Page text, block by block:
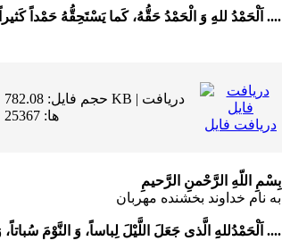
اَلْحَمْدُ للهِِ وَ الْحَمْدُ حَقُّهُ، کَما یَسْتَحِقُّهُ حَمْداً کَثیراً، وَ اَعُوذُ بِهِ مِنْ ....
حجم فایل: 782.08 KB | دریافت
ها: 25367
دریافت فایل
بِسْمِ اللّهِ الرَّحْمنِ الرَّحیمِ
به نام خداوند بخشنده مهربان
اَلْحَمْدُللهِِ الَّذى جَعَلَ اللَّیْلَ لِباساً، وَ النَّوْمَ سُباتاً، وَ جَعَلَ النَّهارَ ....